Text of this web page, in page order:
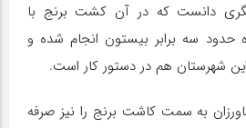
دانست که در آن کشت برنج با
حدود سه برابر بیستون انجام شده و
شهرستان هم در دستور کار است.
به سمت کاشت برنج را نیز صرفه